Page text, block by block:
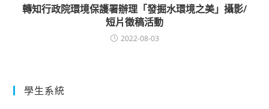
轉知行政院環境保護署辦理「發掘水環境之美」攝影/
短片徵稿活動
2022-08-03
學生系統